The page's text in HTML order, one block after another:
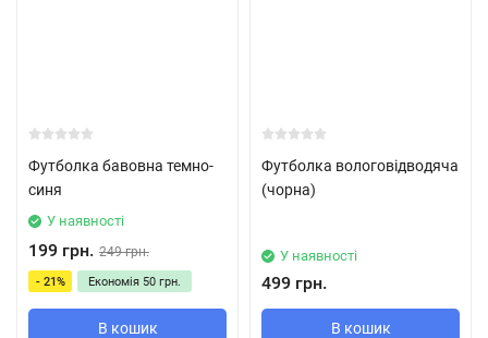
Футболка бавовна темно-
синя
У наявності
199 грн. 249 грн.
- 21% Економія 50 грн.
В кошик
Футболка вологовідводяча
(чорна)
У наявності
499 грн.
В кошик